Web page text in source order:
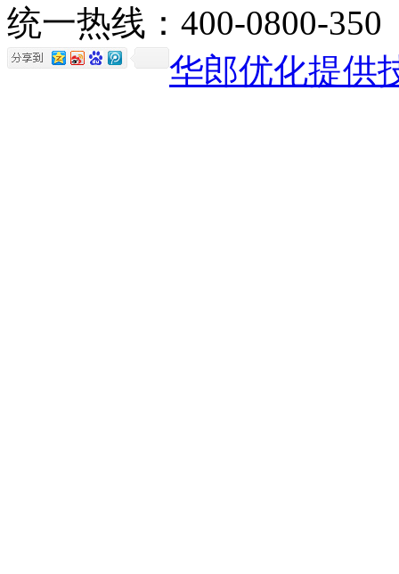
统一热线：400-0800-350
华郎优化提供